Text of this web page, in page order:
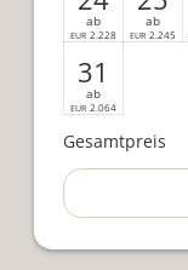
ab
EUR 2.228
ab
EUR 2.245
31
ab
EUR 2.064
Gesamtpreis